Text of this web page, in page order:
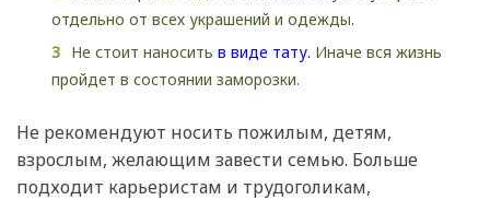
отдельно от всех украшений и одежды.
Не стоит наносить в виде тату. Иначе вся жизнь
пройдет в состоянии заморозки.
Не рекомендуют носить пожилым, детям,
взрослым, желающим завести семью. Больше
подходит карьеристам и трудоголикам,